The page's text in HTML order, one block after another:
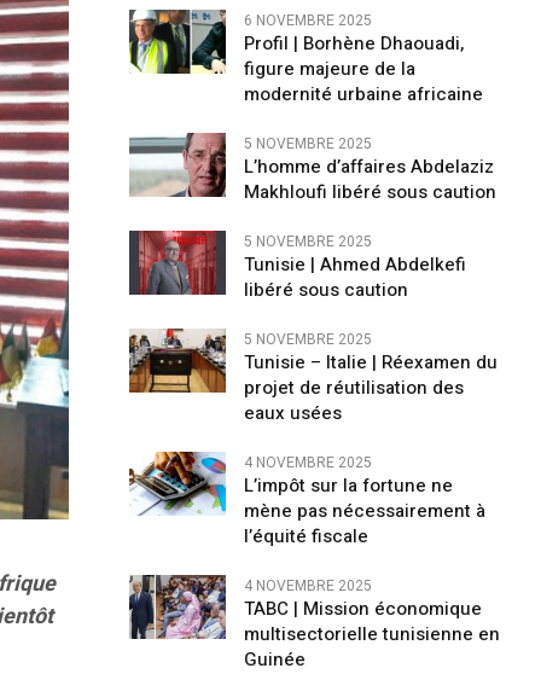
6 NOVEMBRE 2025
Profil | Borhène Dhaouadi,
figure majeure de la
modernité urbaine africaine
5 NOVEMBRE 2025
L’homme d’affaires Abdelaziz
Makhloufi libéré sous caution
5 NOVEMBRE 2025
Tunisie | Ahmed Abdelkefi
libéré sous caution
5 NOVEMBRE 2025
Tunisie – Italie | Réexamen du
projet de réutilisation des
eaux usées
4 NOVEMBRE 2025
L’impôt sur la fortune ne
mène pas nécessairement à
l’équité fiscale
4 NOVEMBRE 2025
TABC | Mission économique
multisectorielle tunisienne en
Guinée